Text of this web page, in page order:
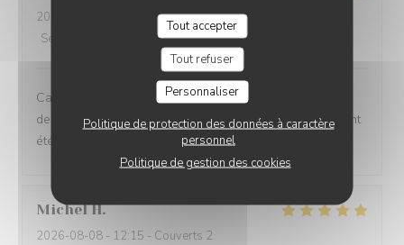
Tout accepter
Tout refuser
Personnaliser
Politique de protection des données à caractère
personnel
Politique de gestion des cookies
2026-08-05
- 20:45 - Couverts 2
Service
Ambiance:5/5 Cuisine:3/5
Cadre incroyable et service très agréable mais c'est la
deuxième fois que je viens manger ici et les deux fois ont
été un peu décevantes
Michel H
2026-08-08 - 12:15 - Couverts 2